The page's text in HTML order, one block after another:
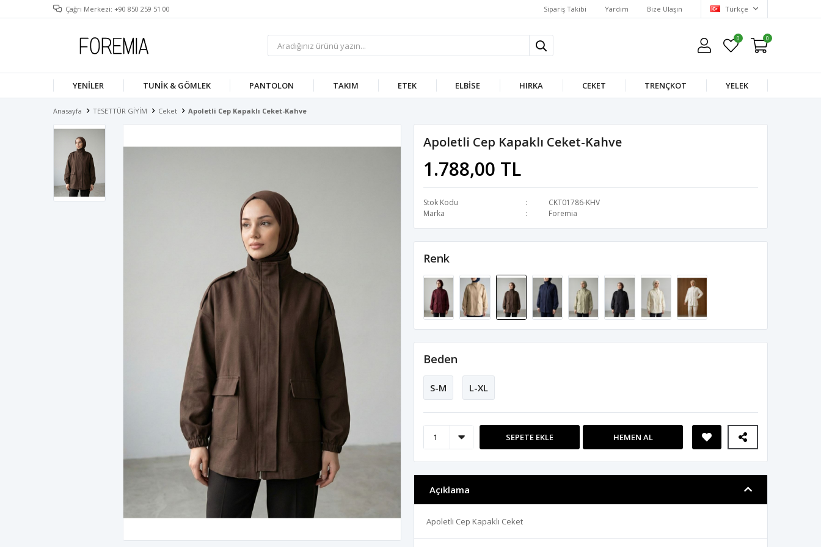
Çağrı Merkezi: +90 850 259 51 00 Sipariş Takibi Yardım Bize Ulaşın Türkçe
0 0
YENILER TUNIK & GÖMLEK PANTOLON TAKIM ETEK ELBISE HIRKA CEKET TRENÇKOT YELEK
Anasayfa TESETTÜR GİYİM Ceket Apoletli Cep Kapaklı Ceket-Kahve
Apoletli Cep Kapaklı Ceket-Kahve
1.788,00 TL
Stok Kodu
CKT01786-KHV
Marka
Foremia
Renk
Beden
S-M L-XL
SEPETE EKLE HEMEN AL
Açıklama
Apoletli Cep Kapaklı Ceket